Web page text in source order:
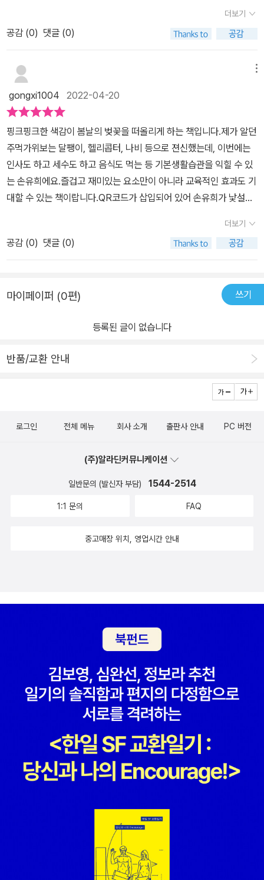
데에도 도움이 되더라구요.QR코드로 확인할 수 있어서 정말 좋았어
요!QR코드를 스마트폰으로 찍으면 율동이 담긴 영상을 볼 수 있거든
너무 좋고 동작도 잘 들어와서아이가 잘 따라하더라구요 : )손 운동도
하고 생활습관도 배우고 너무 좋았어요. [출판사로부터 도서 협찬을
받았고 본인의 주관적인 견해에 의하여 작성함]
꼽손 하고 인사를 해봅니다.앞에 아이를 앉혀놓고 같이 해보는거 상
상만해도 배꼽이 간질간질해요. 이제 다 커버린 아이들과 하려니 이
건 영.조카 데리고 해봐야겠어요! 조카집에 선물로 보냈습니다 ㅎㅎ
왼손, 오른손 지령(?) 나오고 어떤 손인지 알려주고다음장에는 실전
수 있어요. 당연히 각 가정에 맞는 응용편을 만들어보면 더 재미있겠
죠.큐알코드가 탑재되어있어 한 번 보시고 따라하는 것도 좋은 방법
입니다. 이거 노래만 알면 되겠는데, 굳이 책으로 봐야해? 라고 생각
할수 있는데요 이렇게 친근하고, 놀이라서 재미있는 것들이 책의 형
태로 존재할때 유아들은 책을 더 쉽게 접하고 거부감 없이 좋아할수
있어요. 책을 통해 교훈을 준다거나, 어떤 재미있는 이야기를 들려줘
야한다고 생각하는 순간, 아이들은 책이 재미없는 것이 되어 버립니
다.아이가 정말 예민덩어리고 깨어있는 시간엔 종일 붙어앉아 놀아줘
야하는 아기라서 노래를 정말 많이 불러줬는데요, 멀뚱하게 앉아서
다라는 생각이 드네요.서평단으로 책을 받아 작성하였습니다.
더보기
공감 (0) 댓글 (0)
gongxi1004 2022-04-20
핑크핑크한 색감이 봄날의 벚꽃을 떠올리게 하는 책입니다.제가 알던
주먹가위보는 달팽이, 헬리콥터, 나비 등으로 젼신했는데, 이번에는
인사도 하고 세수도 하고 음식도 먹는 등 기본생활습관을 익힐 수 있
는 손유희에요.즐겁고 재미있는 요소만이 아니라 교육적인 효과도 기
대할 수 있는 책이랍니다.QR코드가 삽입되어 있어 손유희가 낯설고
을 것 같아요.강사님의 목소리가 청아하고 귀에 쏙쏙박히게 전달력이
좋으시더라고요^^한 번 읽고도 혼자서 노래를 부르며 읽는 마법의
책! 추천합니다 ^^<제이포럼서평이벤트에 당첨되어 길벗어린이로부
더보기
공감 (0) 댓글 (0)
마이페이퍼 (0편) 쓰기
등록된 글이 없습니다
반품/교환 안내
로그인 전체 메뉴 회사 소개 출판사 안내 PC 버전
(주)알라딘커뮤니케이션
일반문의 (발신자 부담) 1544-2514
1:1 문의 FAQ
중고매장 위치, 영업시간 안내